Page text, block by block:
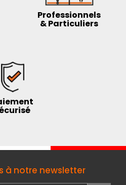
Professionnels
& Particuliers
à notre newsletter